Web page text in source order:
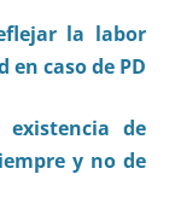
la labor
caso de PD
de
y no de